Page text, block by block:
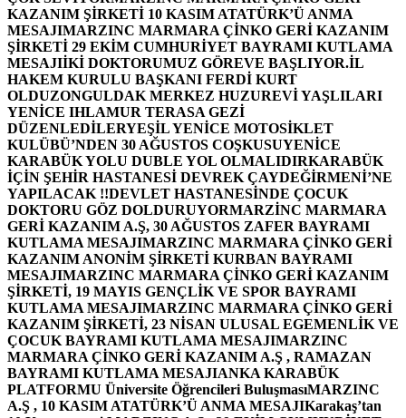
KAZANIM ŞİRKETİ 10 KASIM ATATÜRK’Ü ANMA
MESAJIMARZINC MARMARA ÇİNKO GERİ KAZANIM
ŞİRKETİ 29 EKİM CUMHURİYET BAYRAMI KUTLAMA
MESAJIİKİ DOKTORUMUZ GÖREVE BAŞLIYOR.İL
HAKEM KURULU BAŞKANI FERDİ KURT
OLDUZONGULDAK MERKEZ HUZUREVİ YAŞLILARI
YENİCE IHLAMUR TERASA GEZİ
DÜZENLEDİLERYEŞİL YENİCE MOTOSİKLET
KULÜBÜ’NDEN 30 AĞUSTOS COŞKUSUYENİCE
KARABÜK YOLU DUBLE YOL OLMALIDIRKARABÜK
İÇİN ŞEHİR HASTANESİ DEVREK ÇAYDEĞİRMENİ’NE
YAPILACAK !!DEVLET HASTANESİNDE ÇOCUK
DOKTORU GÖZ DOLDURUYORMARZİNC MARMARA
GERİ KAZANIM A.Ş, 30 AĞUSTOS ZAFER BAYRAMI
KUTLAMA MESAJIMARZINC MARMARA ÇİNKO GERİ
KAZANIM ANONİM ŞİRKETİ KURBAN BAYRAMI
MESAJIMARZINC MARMARA ÇİNKO GERİ KAZANIM
ŞİRKETİ, 19 MAYIS GENÇLİK VE SPOR BAYRAMI
KUTLAMA MESAJIMARZINC MARMARA ÇİNKO GERİ
KAZANIM ŞİRKETİ, 23 NİSAN ULUSAL EGEMENLİK VE
ÇOCUK BAYRAMI KUTLAMA MESAJIMARZINC
MARMARA ÇİNKO GERİ KAZANIM A.Ş , RAMAZAN
BAYRAMI KUTLAMA MESAJIANKA KARABÜK
PLATFORMU Üniversite Öğrencileri BuluşmasıMARZINC
A.Ş , 10 KASIM ATATÜRK’Ü ANMA MESAJIKarakaş’tan